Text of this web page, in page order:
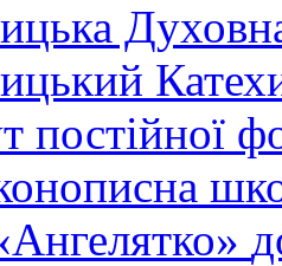
постійної